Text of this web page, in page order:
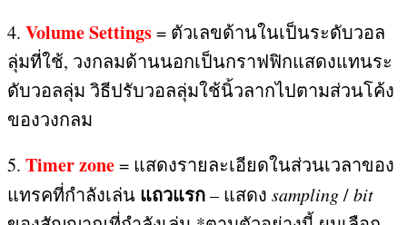
4. Volume Settings= ตัวเลขด้านในเป็นระดับวอล
ลุ่มที่ใช้, วงกลมด้านนอกเป็นกราฟฟิกแสดงแทนระ
ดับวอลลุ่ม วิธีปรับวอลลุ่มใช้นิ้วลากไปตามส่วนโค้ง
ของวงกลม
5. Timer zone= แสดงรายละเอียดในส่วนเวลาของ
แทรคที่กำลังเล่น แถวแรก– แสดง sampling/bit